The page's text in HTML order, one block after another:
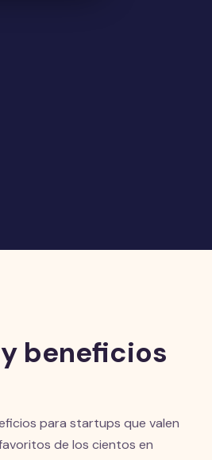
beneficios
para startups que valen
de los cientos en